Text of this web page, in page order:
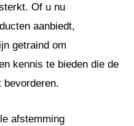
Of u nu
aanbiedt,
getraind om
kennis te bieden die de
bevorderen.
afstemming